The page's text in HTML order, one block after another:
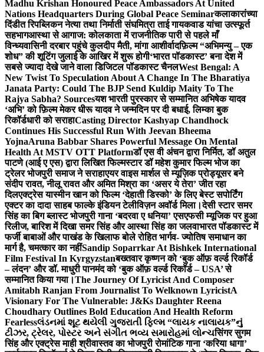
Madhu Krishan Honoured Peace Ambassadors At United
Nations Headquarters During Global Peace Seminarकलाकारांच्या
दिंडीत रिपब्लिकन नेत्या तथा निर्माती संघमित्रा ताई गायकवाड यांचा उत्स्फूर्त
सहभागआस्था से आगाज: कोलकाता में राजनीतिक पारी से पहले माँ
विन्ध्यवासिनी दरबार पहुंचे कुलदीप मैती, मांगा आशीर्वादफ़िल्म “अभिमन्यु – एक
शोध” की शूटिंग जुलाई के आखिर में शुरू होगी‘भारत पॉडकास्ट’ बना देश में
सबसे ज्यादा देखे जाने वाला डिजिटल पॉडकास्ट चैनलWest Bengal: A
New Twist To Speculation About A Change In The Bharatiya
Janata Party: Could The BJP Send Kuldip Maity To The
Rajya Sabha? Sourcesयश भारती पुरस्कार से सम्मानित अभिषेक यादव
‘अभि’ को फ़िल्म मेकर धीरू यादव ने जन्मदिन पर दी बधाई, लिम्का बुक
रिकॉर्डधारी को सराहाCasting Director Kashyap Chandhock
Continues His Successful Run With Jeevan Bheema
YojnaAruna Babbar Shares Powerful Message On Mental
Health At MSTV OTT Platformडॉ एस वी अंचन द्वारा निर्मित, डॉ अतुल
पाटणे (आई ए एस) द्वारा लिखित फिल्मस्टार डॉ महेश कुमार फिल्म भोज का
ट्रेलर भोजपुरी समाज ने सराहाएयर वाइस मार्शल से म्यूज़िक प्रोड्यूसर बने
संदीप रावत, नीलू रावत और अमित मिश्रा का ‘असर ये तेरा’ जीत रहा
दिलएक्ट्रेस यास्मीन खान को फिल्म ‘देहाती डिस्को’ के लिए बेस्ट सपोर्टिंग
एक्टर का दादा साहब फाल्के इंडियन टेलीविज़न अवॉर्ड मिला।देसी स्टार समर
सिंह का बिग ब्लास्ट भोजपुरी गाना ‘बदरवा ए धनिया’ एसएफसी म्यूजिक पर हुआ
रिलीज, बारिश में दिखा समर सिंह और आस्था सिंह का जलवाभारत पॉडकास्ट में
फर्जी बाबाओं और पाखंड के खिलाफ बोले रोहित भार्गव- ज्योतिष समाधान का
मार्ग है, चमत्कार का नहींSandip Soparrkar At Bishkek International
Film Festival In Kyrgyzstanबख्तवार कृष्णन को ‘बुक ऑफ़ वर्ल्ड रिकॉर्ड
– लंदन’ और डॉ. माधुरी पानमंद को ‘बुक ऑफ़ वर्ल्ड रिकॉर्ड – USA’ से
सम्मानित किया गया।The Journey Of Lyricist And Composer
Amitabh Ranjan From Journalist To Welknown LyricistA
Visionary For The Vulnerable: J&Ks Daughter Reena
Choudhary Outlines Bold Education And Health Reform
Fearlessલંડનમાં શૂટ થયેલી ગુજરાતી ફિલ્મ “લાયક નાલાયક”નું
ટીઝર, ટ્રેલર, પોસ્ટર અને સંગીત ભવ્ય સમારોહમાં લોન્ચसिंगर सुगम
सिंह और एक्ट्रेस माही श्रीवास्तव का भोजपुरी रोमांटिक गाना ‘करिया धागा’